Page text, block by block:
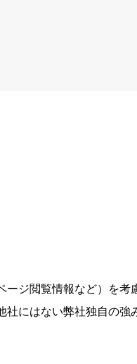
ジ閲覧情報など）を考
社にはない弊社独自の強